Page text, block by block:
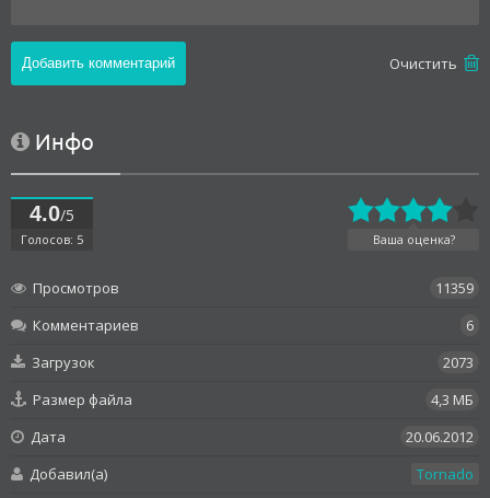
Oчистить
Инфо
4.0/5
Голосов: 5 Ваша оценка?
Просмотров
11359
Комментариев
6
Загрузок
2073
Размер файла
4,3 МБ
Дата
20.06.2012
Добавил(а)
Tornado